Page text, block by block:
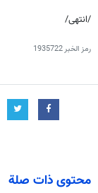
/انتهى/
رمز الخبر1935722
محتوى ذات صلة